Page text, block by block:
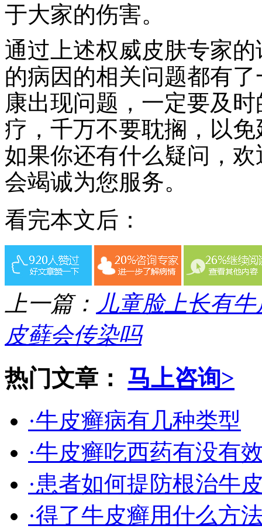
于大家的伤害。
通过上述权威皮肤专家
的病因的相关问题都有
康出现问题，一定要及
疗，千万不要耽搁，以
如果你还有什么疑问，
会竭诚为您服务。
看完本文后：
上一篇： 儿童脸上长有
皮藓会传染吗
热门文章： 马上咨询>
·牛皮癣病有几种类型
·牛皮癣吃西药有没有
·患者如何提防根治牛
·得了牛皮癣用什么方